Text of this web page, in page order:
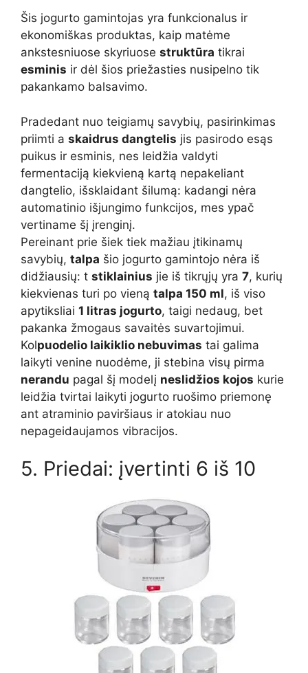
Šis jogurto gamintojas yra funkcionalus ir
ekonomiškas produktas, kaip matėme
ankstesniuose skyriuose struktūra tikrai
esminis ir dėl šios priežasties nusipelno tik
pakankamo balsavimo.
Pradedant nuo teigiamų savybių, pasirinkimas
priimti a skaidrus dangtelis jis pasirodo esąs
puikus ir esminis, nes leidžia valdyti
fermentaciją kiekvieną kartą nepakeliant
dangtelio, išsklaidant šilumą: kadangi nėra
automatinio išjungimo funkcijos, mes ypač
vertiname šį įrenginį.
Pereinant prie šiek tiek mažiau įtikinamų
savybių, talpa šio jogurto gamintojo nėra iš
didžiausių: t stiklainius jie iš tikrųjų yra 7, kurių
kiekvienas turi po vieną talpa 150 ml, iš viso
apytiksliai 1 litras jogurto, taigi nedaug, bet
pakanka žmogaus savaitės suvartojimui.
Kolpuodelio laikiklio nebuvimas tai galima
laikyti venine nuodėme, ji stebina visų pirma
nerandu pagal šį modelį neslidžios kojos kurie
leidžia tvirtai laikyti jogurto ruošimo priemonę
ant atraminio paviršiaus ir atokiau nuo
nepageidaujamos vibracijos.
5. Priedai: įvertinti 6 iš 10